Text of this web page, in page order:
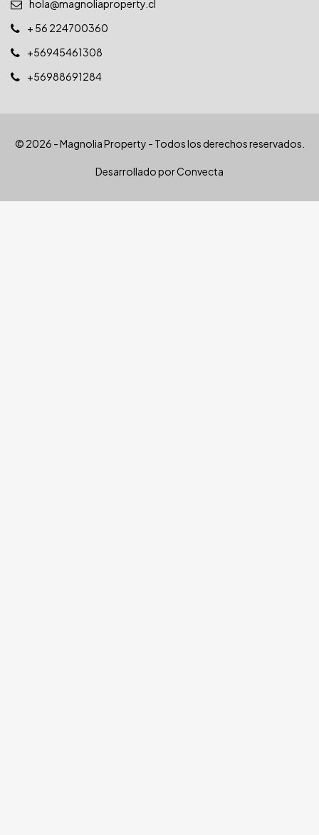
hola@magnoliaproperty.cl
+ 56 224700360
+56945461308
+56988691284
© 2026 - Magnolia Property - Todos los derechos reservados.
Desarrollado porConvecta